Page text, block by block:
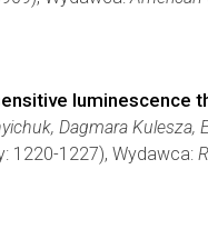
luminescence
Dagmara Kulesza,
1220-1227), Wydawca: